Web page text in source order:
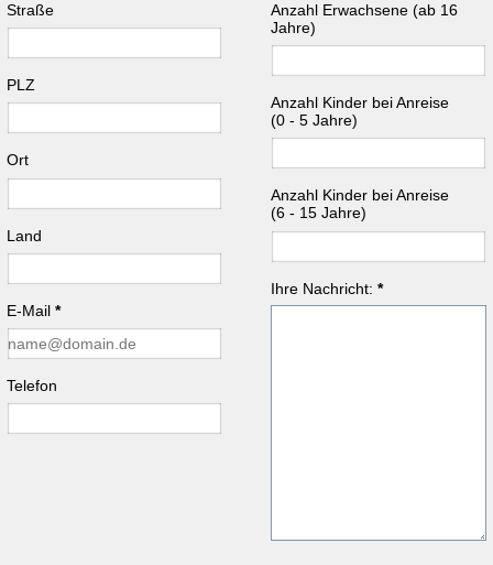
Straße
PLZ
Ort
Land
E-Mail *
Telefon
Anzahl Erwachsene (ab 16
Jahre)
Anzahl Kinder bei Anreise
(0 - 5 Jahre)
Anzahl Kinder bei Anreise
(6 - 15 Jahre)
Ihre Nachricht: *